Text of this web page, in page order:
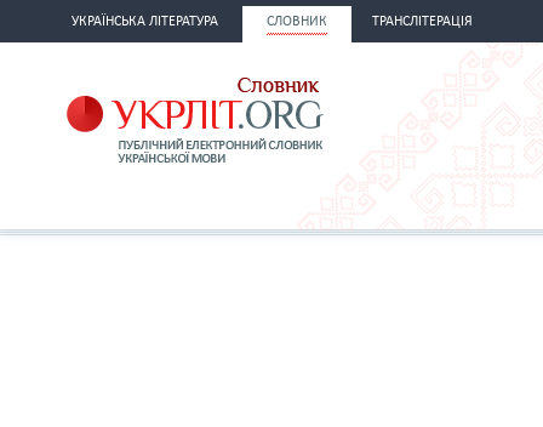
УКРАЇНСЬКА ЛІТЕРАТУРА СЛОВНИК ТРАНСЛІТЕРАЦІЯ